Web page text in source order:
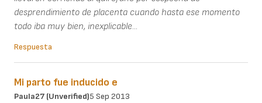
desprendimiento de placenta cuando hasta ese momento
todo iba muy bien, inexplicable...
Respuesta
Mi parto fue inducido e
Paula27 (unverified)5 Sep 2013